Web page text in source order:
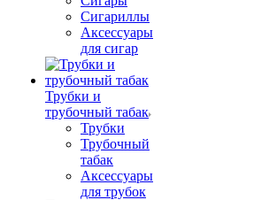
Сигариллы
Аксессуары
для сигар
Трубки и
трубочный табак
Трубки
Трубочный
табак
Аксессуары
для трубок